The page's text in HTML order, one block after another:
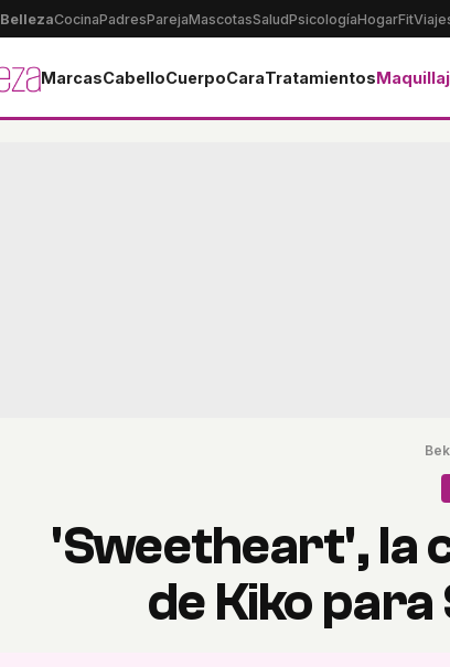
BellezaCocinaPadresParejaMascotasSaludPsicologíaHogarFit
MarcasCabelloCuerpoCaraTratamientos
'Sweetheart', la
de Kiko